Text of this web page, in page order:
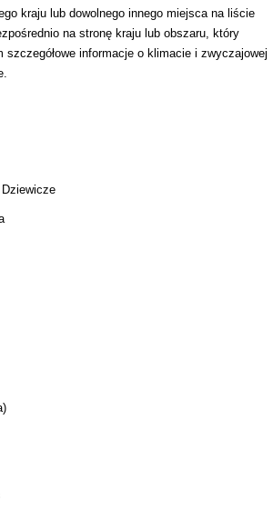
kraju lub dowolnego innego miejsca na liście
na stronę kraju lub obszaru, który
szczegółowe informacje o klimacie i zwyczajowej